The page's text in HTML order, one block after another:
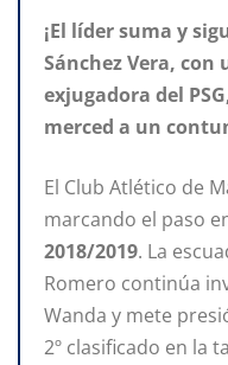
¡El líder suma y
Sánchez Vera,
exjugadora del
merced a un
El Club Atlético de
marcando el paso
2018/2019. La
Romero continúa
Wanda y mete
2º clasificado en la